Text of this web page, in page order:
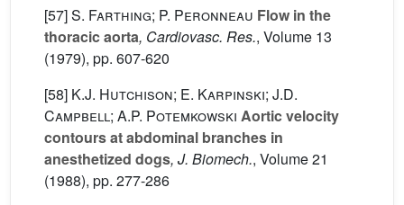
[57]S. Farthing; P. Peronneau Flow in the
thoracic aorta, Cardiovasc. Res., Volume 13
(1979), pp. 607-620
[58] K.J. Hutchison; E. Karpinski; J.D.
Campbell; A.P. Potemkowski Aortic velocity
contours at abdominal branches in
anesthetized dogs, J. Biomech., Volume 21
(1988), pp. 277-286